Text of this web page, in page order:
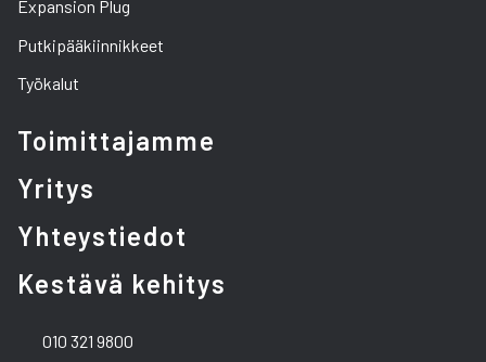
Expansion Plug
Putkipääkiinnikkeet
Työkalut
Toimittajamme
Yritys
Yhteystiedot
Kestävä kehitys
010 321 9800